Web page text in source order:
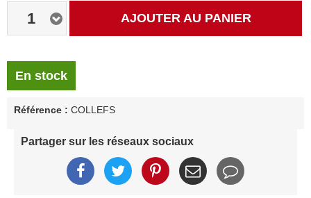
1 AJOUTER AU PANIER
En stock
Référence : COLLEFS
Partager sur les réseaux sociaux